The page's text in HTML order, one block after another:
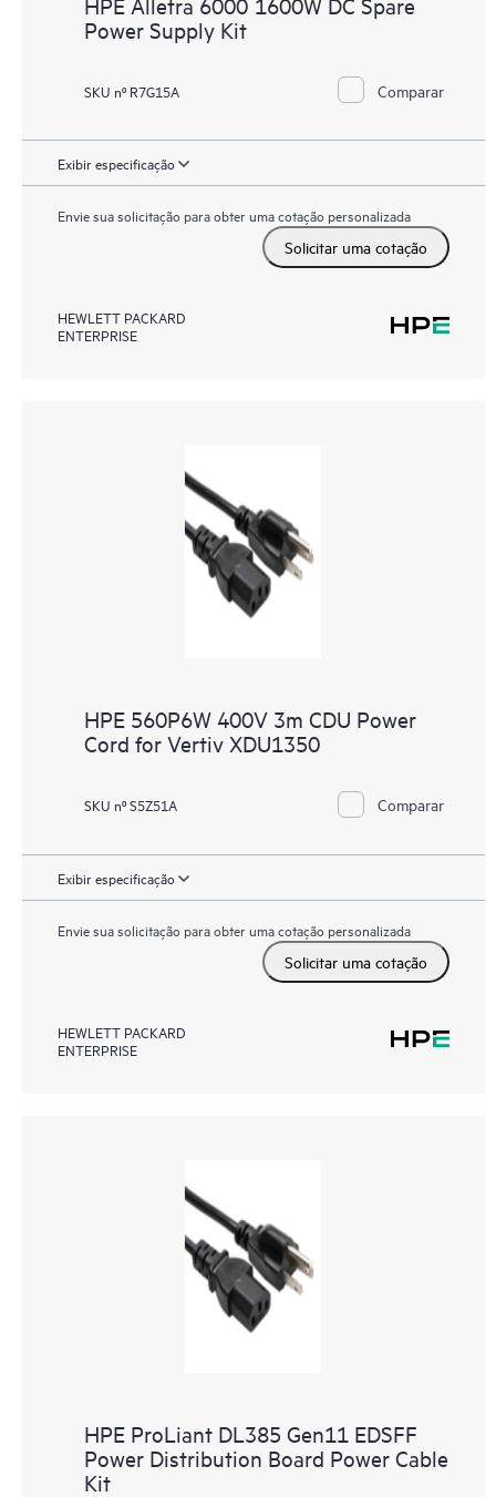
Power Supply Kit
SKU nº R7G15A Comparar
Exibir especificação
Envie sua solicitação para obter uma cotação personalizada
Solicitar uma cotação
HEWLETT PACKARD
ENTERPRISE
HPE 560P6W 400V 3m CDU Power
Cord for Vertiv XDU1350
SKU nº S5Z51A Comparar
Exibir especificação
Envie sua solicitação para obter uma cotação personalizada
Solicitar uma cotação
HEWLETT PACKARD
ENTERPRISE
HPE ProLiant DL385 Gen11 EDSFF
Power Distribution Board Power Cable
Kit